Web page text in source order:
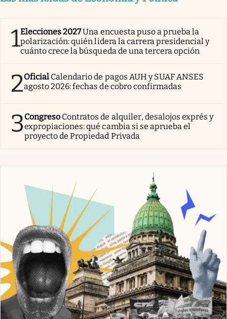
1Elecciones 2027Una encuesta puso a prueba la
polarización: quién lidera la carrera presidencial y
cuánto crece la búsqueda de una tercera opción
2Oficial Calendario de pagos AUH y SUAF ANSES
agosto 2026: fechas de cobro confirmadas
3Congreso Contratos de alquiler, desalojos exprés y
expropiaciones: qué cambia si se aprueba el
proyecto de Propiedad Privada